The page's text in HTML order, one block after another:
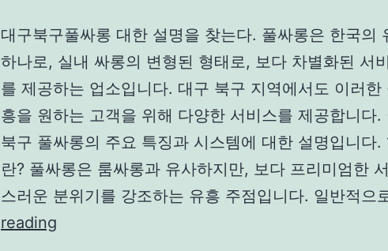
대구북구풀싸롱 대한 설명을 찾는다. 풀싸롱은 한국의
하나로, 실내 싸롱의 변형된 형태로, 보다 차별화된 서
를 제공하는 업소입니다. 대구 북구 지역에서도 이러한
흥을 원하는 고객을 위해 다양한 서비스를 제공합니다.
북구 풀싸롱의 주요 특징과 시스템에 대한 설명입니다.
란? 풀싸롱은 룸싸롱과 유사하지만, 보다 프리미엄한
스러운 분위기를 강조하는 유흥 주점입니다. 일반적으
reading